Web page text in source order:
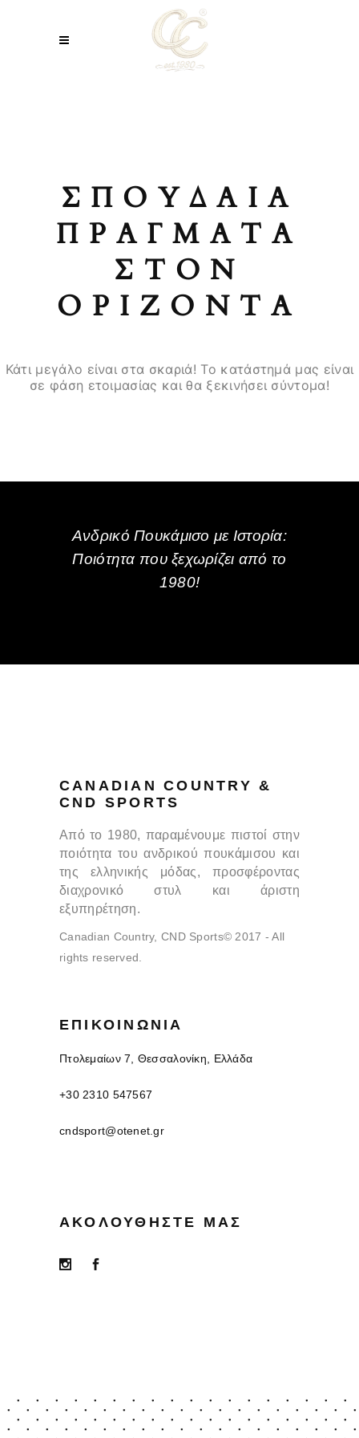
ΣΠΟΥΔΑΊΑ
ΠΡΆΓΜΑΤΑ
ΣΤΟΝ
ΟΡΊΖΟΝΤΑ
Κάτι μεγάλο είναι στα σκαριά! Το κατάστημά μας είναι
σε φάση ετοιμασίας και θα ξεκινήσει σύντομα!
Ανδρικό Πουκάμισο με Ιστορία:
Ποιότητα που ξεχωρίζει από το
1980!
CANADIAN COUNTRY &
CND SPORTS
Από το 1980, παραμένουμε πιστοί στην
ποιότητα του ανδρικού πουκάμισου και
της ελληνικής μόδας, προσφέροντας
διαχρονικό στυλ και άριστη
εξυπηρέτηση.
Canadian Country, CND Sports© 2017 - All
rights reserved.
ΕΠΙΚΟΙΝΩΝΊΑ
Πτολεμαίων 7, Θεσσαλονίκη, Ελλάδα
+30 2310 547567
cndsport@otenet.gr
ΑΚΟΛΟΥΘΉΣΤΕ ΜΑΣ